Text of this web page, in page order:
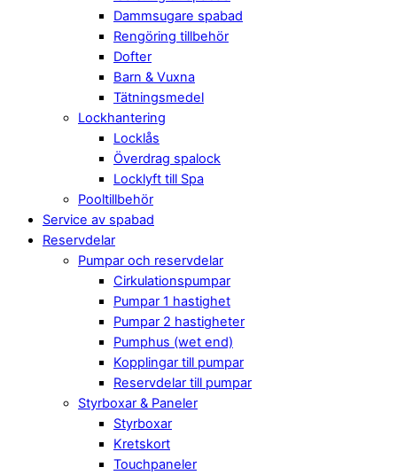
Dammsugare spabad
Rengöring tillbehör
Dofter
Barn & Vuxna
Tätningsmedel
Lockhantering
Locklås
Överdrag spalock
Locklyft till Spa
Pooltillbehör
Service av spabad
Reservdelar
Pumpar och reservdelar
Cirkulationspumpar
Pumpar 1 hastighet
Pumpar 2 hastigheter
Pumphus (wet end)
Kopplingar till pumpar
Reservdelar till pumpar
Styrboxar & Paneler
Styrboxar
Kretskort
Touchpaneler